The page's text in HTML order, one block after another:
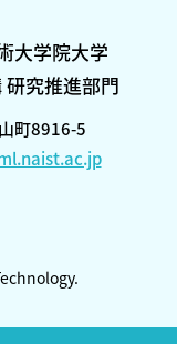
大学院大学
究推進部門
町8916-5